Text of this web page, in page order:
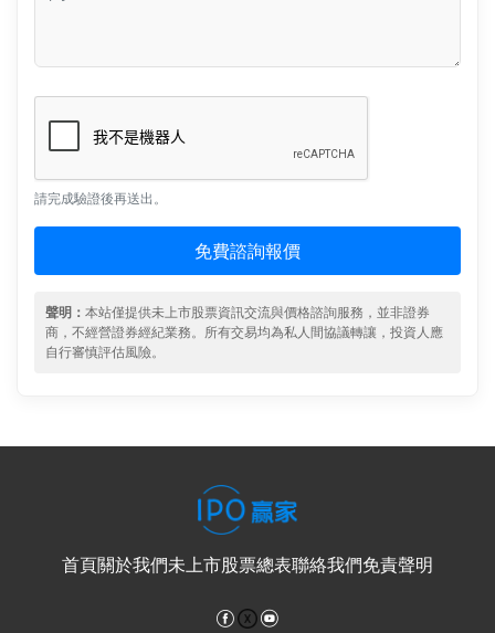
請完成驗證後再送出。
免費諮詢報價
聲明： 本站僅提供未上市股票資訊交流與價格諮詢服務，並非證券
商，不經營證券經紀業務。所有交易均為私人間協議轉讓，投資人應
自行審慎評估風險。
首頁關於我們未上市股票總表聯絡我們免責聲明
Facebook